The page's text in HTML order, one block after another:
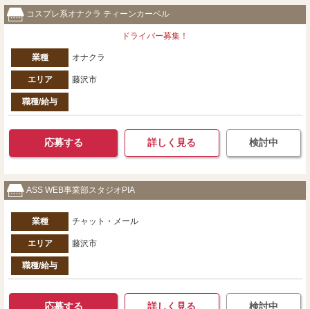
コスプレ系オナクラ ティーンカーベル
ドライバー募集！
業種 オナクラ
エリア 藤沢市
職種/給与
応募する 詳しく見る 検討中
ASS WEB事業部スタジオPIA
業種 チャット・メール
エリア 藤沢市
職種/給与
応募する 詳しく見る 検討中